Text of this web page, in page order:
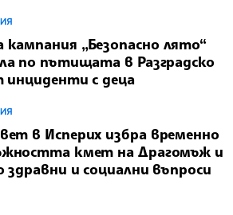
„Безопасно лято“
по пътищата в Разградско
инциденти с деца
в Исперих избра временно
кмет на Драгомъж и
здравни и социални въпроси